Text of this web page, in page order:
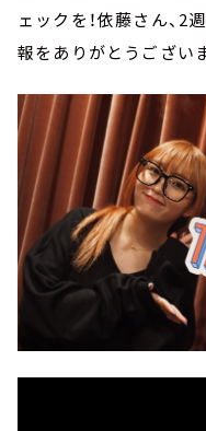
ェックを！依藤さん、
報をありがとうござい